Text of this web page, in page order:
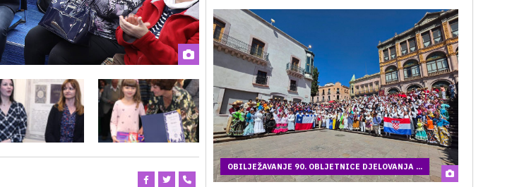
OBILJEŽAVANJE 90. OBLJETNICE DJELOVANJA ...